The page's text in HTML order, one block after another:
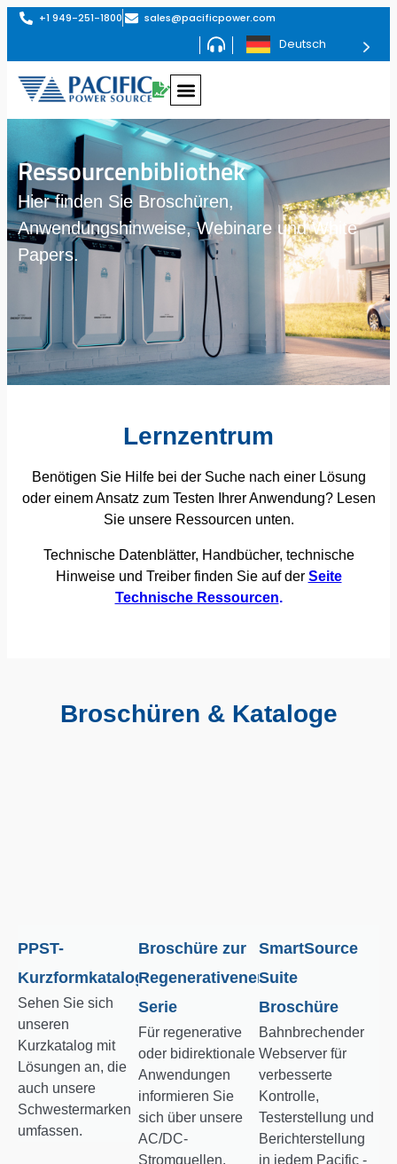
+1 949-251-1800 sales@pacificpower.com
Deutsch
Ressourcenbibliothek
Hier finden Sie Broschüren,
Anwendungshinweise, Webinare und White
Papers.
Lernzentrum
Benötigen Sie Hilfe bei der Suche nach einer Lösung
oder einem Ansatz zum Testen Ihrer Anwendung? Lesen
Sie unsere Ressourcen unten.
Technische Datenblätter, Handbücher, technische
Hinweise und Treiber finden Sie auf der Seite
Technische Ressourcen.
Broschüren & Kataloge
PPST-
Kurzformkatalog
Sehen Sie sich
unseren
Kurzkatalog mit
Lösungen an, die
auch unsere
Schwestermarken
umfassen.
Broschüre zur
Regenerativenergie-
Serie
Für regenerative
oder bidirektionale
Anwendungen
informieren Sie
sich über unsere
AC/DC-
Stromquellen,
SmartSource
Suite
Broschüre
Bahnbrechender
Webserver für
verbesserte
Kontrolle,
Testerstellung und
Berichterstellung
in jedem Pacific -